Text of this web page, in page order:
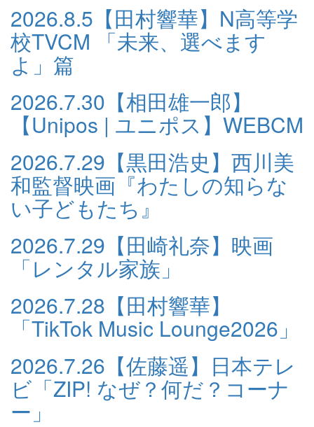
2026.8.5 【田村響華】N高等学
校TVCM 「未来、選べます
よ」篇
2026.7.30 【相田雄一郎】
【Unipos | ユニポス】WEBCM
2026.7.29 【黒田浩史】西川美
和監督映画『わたしの知らな
い子どもたち』
2026.7.29 【田崎礼奈】映画
「レンタル家族」
2026.7.28 【田村響華】
「TikTok Music Lounge2026」
2026.7.26 【佐藤遥】日本テレ
ビ「ZIP! なぜ？何だ？コーナ
ー」